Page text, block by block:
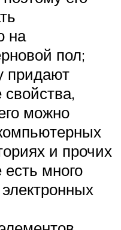
на
пол;
придают
свойства,
можно
и прочих
много